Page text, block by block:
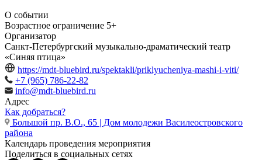
О событии
Возрастное ограничение 5+
Организатор
Санкт-Петербургский музыкально-драматический театр
«Синяя птица»
https://mdt-bluebird.ru/spektakli/priklyucheniya-mashi-i-viti/
+7 (965) 786-22-82
info@mdt-bluebird.ru
Адрес
Как добраться?
Большой пр. В.О., 65 | Дом молодежи Василеостровского
района
Календарь проведения мероприятия
Поделиться в социальных сетях